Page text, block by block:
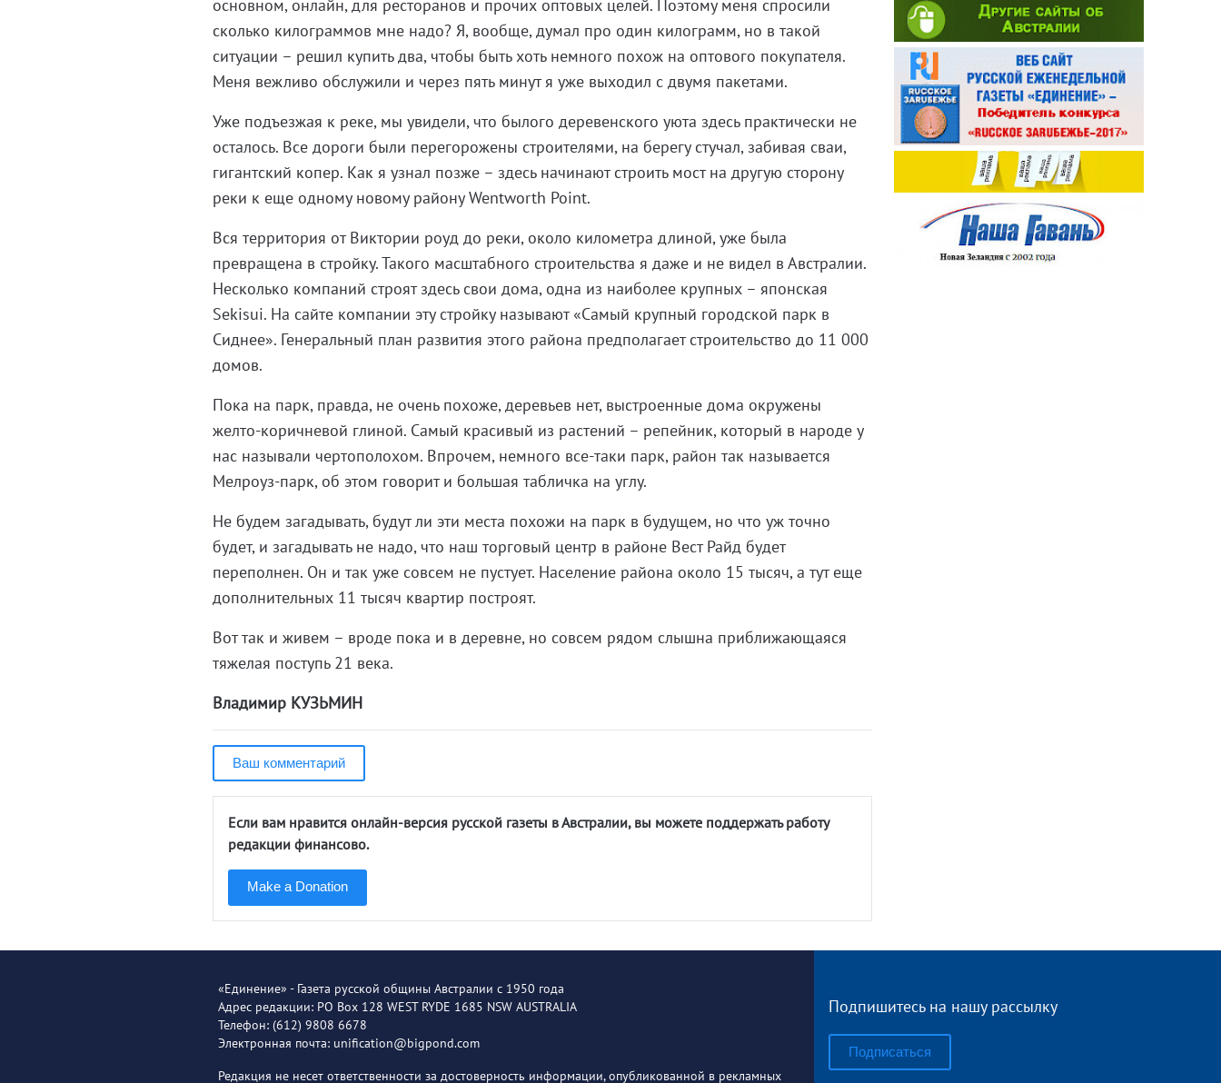
основном, онлайн, для ресторанов и прочих оптовых целей. Поэтому меня спросили
сколько килограммов мне надо? Я, вообще, думал про один килограмм, но в такой
ситуации – решил купить два, чтобы быть хоть немного похож на оптового покупателя.
Меня вежливо обслужили и через пять минут я уже выходил с двумя пакетами.
Уже подъезжая к реке, мы увидели, что былого деревенского уюта здесь практически не
осталось. Все дороги были перегорожены строителями, на берегу стучал, забивая сваи,
гигантский копер. Как я узнал позже – здесь начинают строить мост на другую сторону
реки к еще одному новому району Wentworth Point.
Вся территория от Виктории роуд до реки, около километра длиной, уже была
превращена в стройку. Такого масштабного строительства я даже и не видел в Австралии.
Несколько компаний строят здесь свои дома, одна из наиболее крупных – японская
Sekisui. На сайте компании эту стройку называют «Самый крупный городской парк в
Сиднее». Генеральный план развития этого района предполагает строительство до 11 000
домов.
Пока на парк, правда, не очень похоже, деревьев нет, выстроенные дома окружены
желто-коричневой глиной. Самый красивый из растений – репейник, который в народе у
нас называли чертополохом. Впрочем, немного все-таки парк, район так называется
Мелроуз-парк, об этом говорит и большая табличка на углу.
Не будем загадывать, будут ли эти места похожи на парк в будущем, но что уж точно
будет, и загадывать не надо, что наш торговый центр в районе Вест Райд будет
переполнен. Он и так уже совсем не пустует. Население района около 15 тысяч, а тут еще
дополнительных 11 тысяч квартир построят.
Вот так и живем – вроде пока и в деревне, но совсем рядом слышна приближающаяся
тяжелая поступь 21 века.
Владимир КУЗЬМИН
Ваш комментарий
Если вам нравится онлайн-версия русской газеты в Австралии, вы можете поддержать работу
редакции финансово.
Make a Donation
«Единение» - Газета русской общины Австралии с 1950 года
Адрес редакции: PO Box 128 WEST RYDE 1685 NSW AUSTRALIA
Телефон: (612) 9808 6678
Электронная почта: unification@bigpond.com
Редакция не несет ответственности за достоверность информации, опубликованной в рекламных
Подпишитесь на нашу рассылку
Подписаться